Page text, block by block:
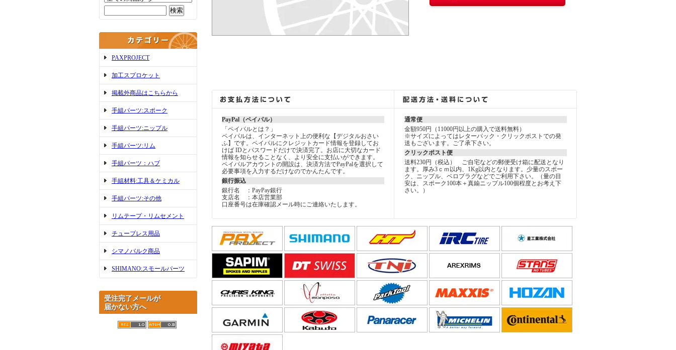
PAXPROJECT
加工スプロケット
掲載外商品はこちらから
手組パーツ:スポーク
手組パーツ:ニップル
手組パーツ:リム
手組パーツ：ハブ
手組材料:工具＆ケミカル
手組パーツ:その他
リムテープ・リムセメント
チューブレス用品
シマノバルク商品
SHIMANO:スモールパーツ
受注完了メールが
届かない方へ
PayPal（ペイパル）
「ペイパルとは？」
ペイパルは、インターネット上の便利な【デジタルおさい
ふ】です。ペイパルにクレジットカード情報を登録してお
けば IDとパスワードだけで決済完了。お店に大切なカード
情報を知らせることなく、より安全に支払いができます。
ペイパルアカウントの開設は、決済方法でPayPalを選択して
必要事項を入力するだけなのでかんたんです。
銀行振込
銀行名 ：PayPay銀行
支店名 ：本店営業部
口座番号は在庫確認メール時にご連絡いたします。
通常便
金額950円（11000円以上の購入で送料無料）
※サイズによってはレターパック・クリックポストでの発
送もございます。ご了承下さい。
クリックポスト便
送料230円（税込） ご自宅などの郵便受け箱に配送となり
ます。厚み3ｃｍ以内、1Kg以内となります。少量のスポー
ク、ニップル、ベロプラグなどでご利用下さい。（量の目
安は、スポーク100本＋真鍮ニップル100個程度とお考え下
さい。）